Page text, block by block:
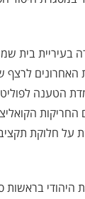
בעיריית בית
האחרונים לרצף
הטענה
על חלוקת
היהודי בראשות